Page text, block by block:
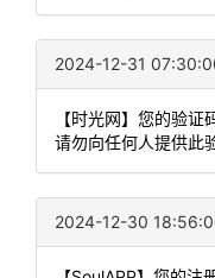
2024-12-31
【时光网】您的验
请勿向任何人提供此
2024-12-30